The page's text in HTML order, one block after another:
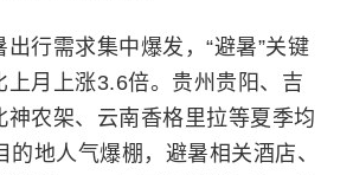
行需求集中爆发，“避暑”关键
上月上涨3.6倍。贵州贵阳、吉
神农架、云南香格里拉等夏季均
地人气爆棚，避暑相关酒店、